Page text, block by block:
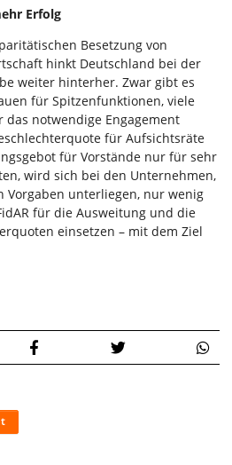
Erfolg
Besetzung von
hinkt Deutschland bei der
weiter hinterher. Zwar gibt es
für Spitzenfunktionen, viele
notwendige Engagement
für Aufsichtsräte
für Vorstände nur für sehr
wird sich bei den Unternehmen,
Vorgaben unterliegen, nur wenig
für die Ausweitung und die
einsetzen – mit dem Ziel